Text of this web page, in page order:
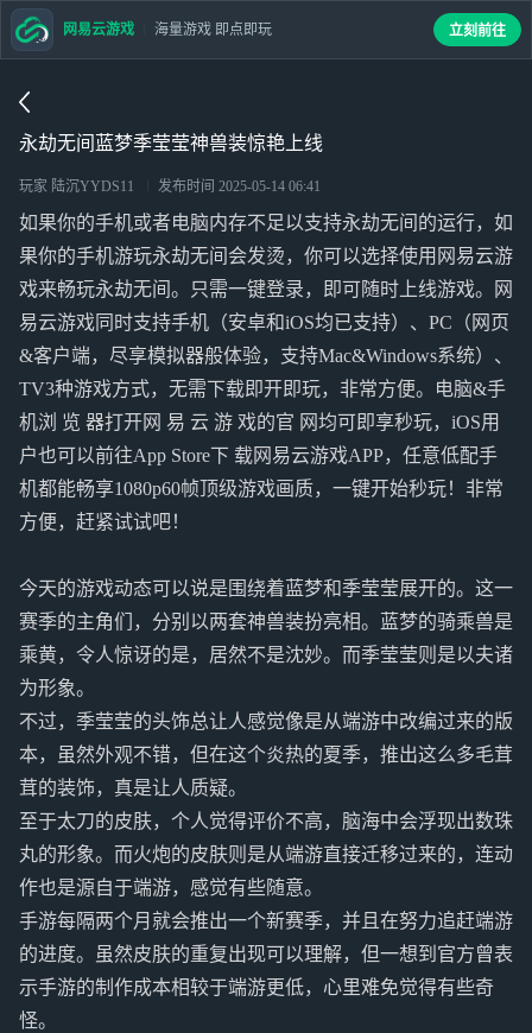
永劫无间蓝梦季莹莹神兽装惊艳上线
玩家 陆沉YYDS11 发布时间 2025-05-14 06:41
如果你的手机或者电脑内存不足以支持永劫无间的运行，如
果你的手机游玩永劫无间会发烫，你可以选择使用网易云游
戏来畅玩永劫无间。只需一键登录，即可随时上线游戏。网
易云游戏同时支持手机（安卓和iOS均已支持）、PC（网页
&客户端，尽享模拟器般体验，支持Mac&Windows系统）、
TV3种游戏方式，无需下载即开即玩，非常方便。电脑&手
机浏 览 器打开网 易 云 游 戏的官 网均可即享秒玩，iOS用
户也可以前往App Store下 载网易云游戏APP，任意低配手
机都能畅享1080p60帧顶级游戏画质，一键开始秒玩！非常
方便，赶紧试试吧！
今天的游戏动态可以说是围绕着蓝梦和季莹莹展开的。这一
赛季的主角们，分别以两套神兽装扮亮相。蓝梦的骑乘兽是
乘黄，令人惊讶的是，居然不是沈妙。而季莹莹则是以夫诸
为形象。
不过，季莹莹的头饰总让人感觉像是从端游中改编过来的版
本，虽然外观不错，但在这个炎热的夏季，推出这么多毛茸
茸的装饰，真是让人质疑。
至于太刀的皮肤，个人觉得评价不高，脑海中会浮现出数珠
丸的形象。而火炮的皮肤则是从端游直接迁移过来的，连动
作也是源自于端游，感觉有些随意。
手游每隔两个月就会推出一个新赛季，并且在努力追赶端游
的进度。虽然皮肤的重复出现可以理解，但一想到官方曾表
示手游的制作成本相较于端游更低，心里难免觉得有些奇
怪。
网易云游戏 海量游戏 即点即玩 立刻前往